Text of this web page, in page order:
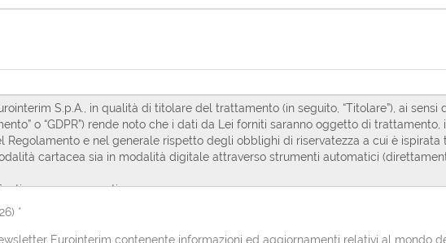
*
Eurointerim contenente informazioni ed aggiornamenti relativi al mondo